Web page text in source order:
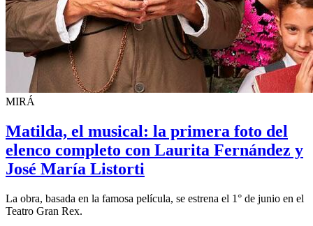
MIRÁ
Matilda, el musical: la primera foto del
elenco completo con Laurita Fernández y
José María Listorti
La obra, basada en la famosa película, se estrena el 1° de junio en el
Teatro Gran Rex.